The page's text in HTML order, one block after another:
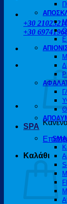
ΚΑΛΕΣΤΕ
+30
+30
Καλάθι
SPA